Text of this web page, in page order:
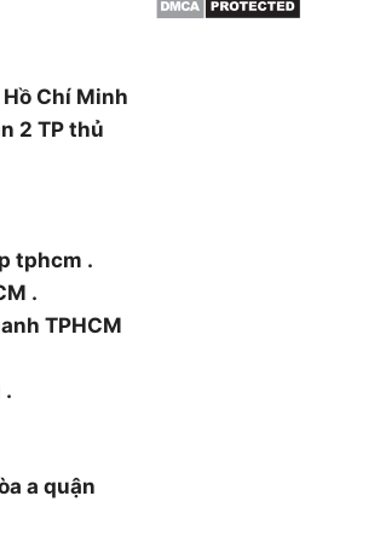
Chí Minh
2 TP thủ
tphcm .
.
TPHCM
.
a quận